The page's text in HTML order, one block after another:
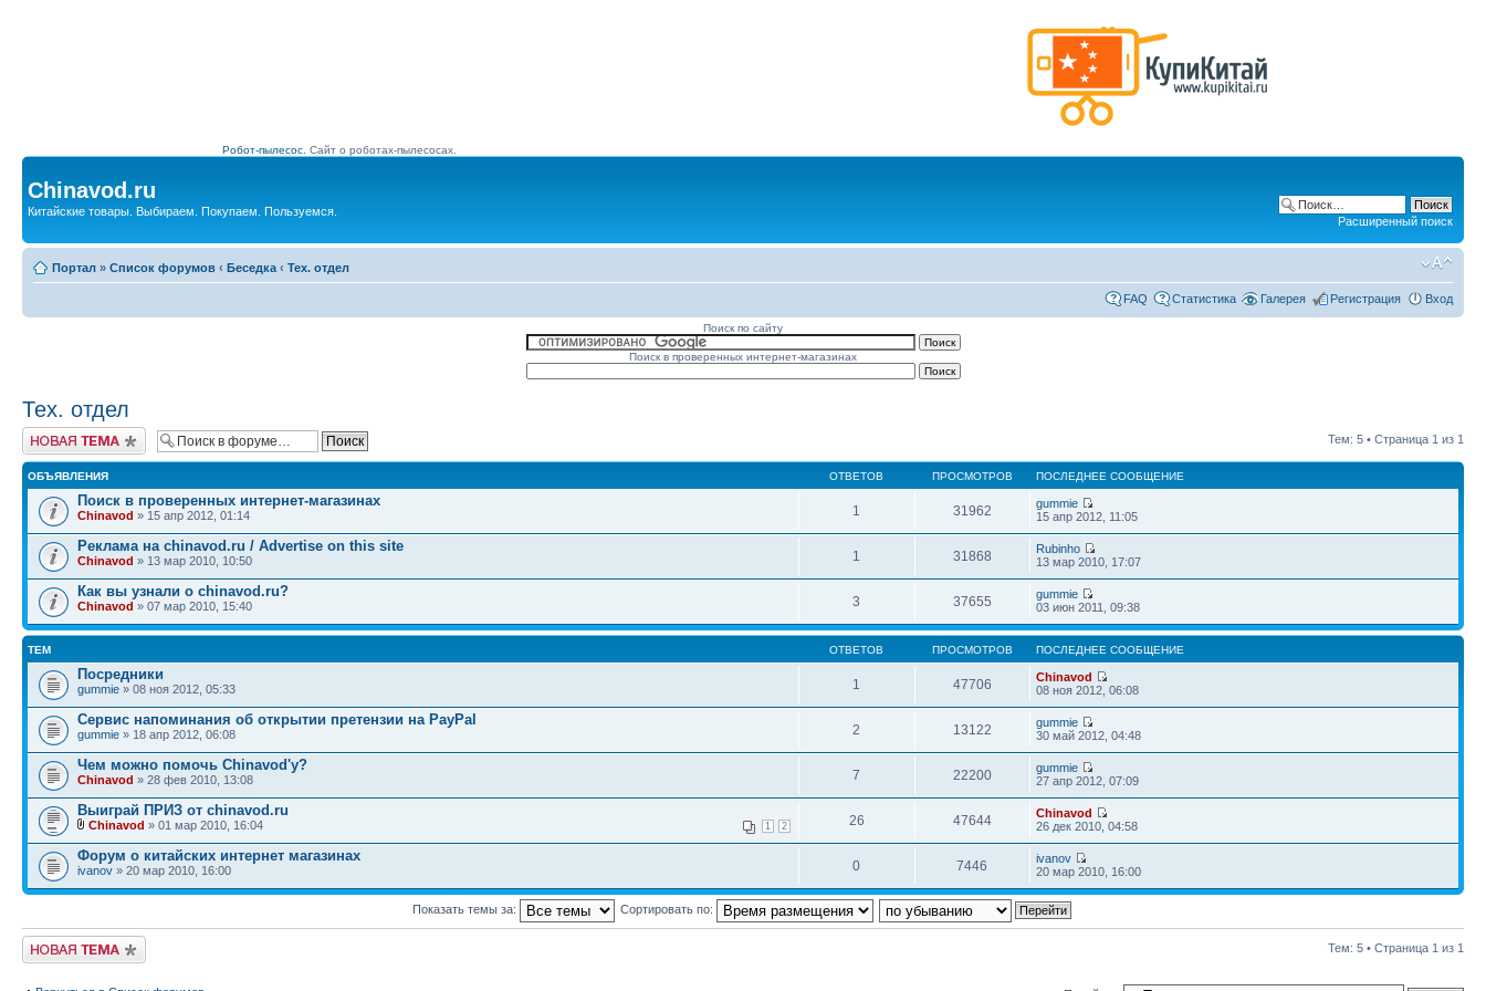
Робот-пылесос. Сайт о роботах-пылесосах.
Chinavod.ru
Китайские товары. Выбираем. Покупаем. Пользуемся.
Расширенный поиск
Портал » Список форумов ‹ Беседка ‹ Тех. отдел
FAQ Статистика Галерея Регистрация Вход
Поиск по сайту
Поиск в проверенных интернет-магазинах
Тех. отдел
Начать новую тему Тем: 5 • Страница 1 из 1
ОБЪЯВЛЕНИЯ ОТВЕТОВ ПРОСМОТРОВ ПОСЛЕДНЕЕ СООБЩЕНИЕ
Поиск в проверенных интернет-магазинах
Chinavod » 15 апр 2012, 01:14 1 31962
gummie
15 апр 2012, 11:05
Реклама на chinavod.ru / Advertise on this site
Chinavod » 13 мар 2010, 10:50 1 31868
Rubinho
13 мар 2010, 17:07
Как вы узнали о chinavod.ru?
Chinavod » 07 мар 2010, 15:40 3 37655
gummie
03 июн 2011, 09:38
ТЕМ ОТВЕТОВ ПРОСМОТРОВ ПОСЛЕДНЕЕ СООБЩЕНИЕ
Посредники
gummie » 08 ноя 2012, 05:33 1 47706
Chinavod
08 ноя 2012, 06:08
Сервис напоминания об открытии претензии на PayPal
gummie » 18 апр 2012, 06:08 2 13122
gummie
30 май 2012, 04:48
Чем можно помочь Сhinavod'у?
Chinavod » 28 фев 2010, 13:08 7 22200
gummie
27 апр 2012, 07:09
Выиграй ПРИЗ от chinavod.ru
1 2
Chinavod » 01 мар 2010, 16:04 26 47644
Chinavod
26 дек 2010, 04:58
Форум о китайских интернет магазинах
ivanov » 20 мар 2010, 16:00 0 7446
ivanov
20 мар 2010, 16:00
Показать темы за: Сортировать по:
Начать новую тему Тем: 5 • Страница 1 из 1